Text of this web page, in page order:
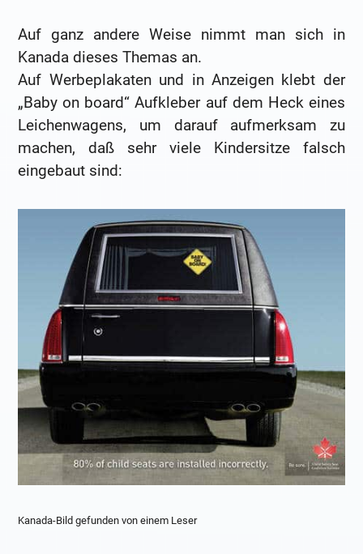
Auf ganz andere Weise nimmt man sich in
Kanada dieses Themas an.
Auf Werbeplakaten und in Anzeigen klebt der
„Baby on board“ Aufkleber auf dem Heck eines
Leichenwagens, um darauf aufmerksam zu
machen, daß sehr viele Kindersitze falsch
eingebaut sind:
Kanada-Bild gefunden von einem Leser